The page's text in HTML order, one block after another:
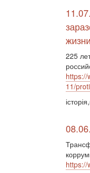
225
https://
11/
https://